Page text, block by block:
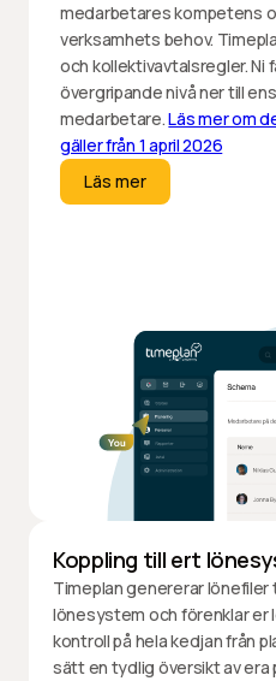
medarbetares kompetens
verksamhets behov.
och kollektivavtalsregler. Ni
övergripande nivå ner till
medarbetare.Läs mer om
gäller från 1 april 2026
Läs mer
Läs mer
Koppling till ert
Timeplan genererar lönefiler
lönesystem och förenklar er
kontroll på hela kedjan från
sätt en tydlig översikt av